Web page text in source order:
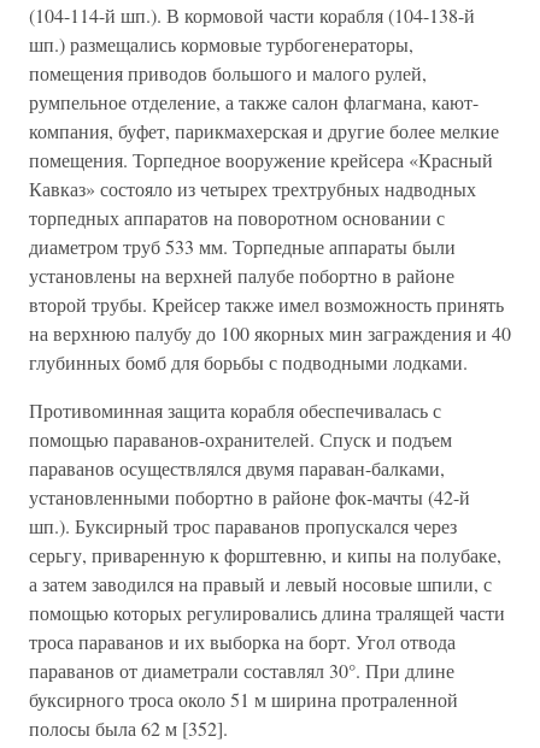
(104-114-й шп.). В кормовой части корабля (104-138-й
шп.) размещались кормовые турбогенераторы,
помещения приводов большого и малого рулей,
румпельное отделение, а также салон флагмана, кают-
компания, буфет, парикмахерская и другие более мелкие
помещения. Торпедное вооружение крейсера «Красный
Кавказ» состояло из четырех трехтрубных надводных
торпедных аппаратов на поворотном основании с
диаметром труб 533 мм. Торпедные аппараты были
установлены на верхней палубе побортно в районе
второй трубы. Крейсер также имел возможность принять
на верхнюю палубу до 100 якорных мин заграждения и 40
глубинных бомб для борьбы с подводными лодками.
Противоминная защита корабля обеспечивалась с
помощью параванов-охранителей. Спуск и подъем
параванов осуществлялся двумя параван-балками,
установленными побортно в районе фок-мачты (42-й
шп.). Буксирный трос параванов пропускался через
серьгу, приваренную к форштевню, и кипы на полубаке,
а затем заводился на правый и левый носовые шпили, с
помощью которых регулировались длина тралящей части
троса параванов и их выборка на борт. Угол отвода
параванов от диаметрали составлял 30°. При длине
буксирного троса около 51 м ширина протраленной
полосы была 62 м [352].